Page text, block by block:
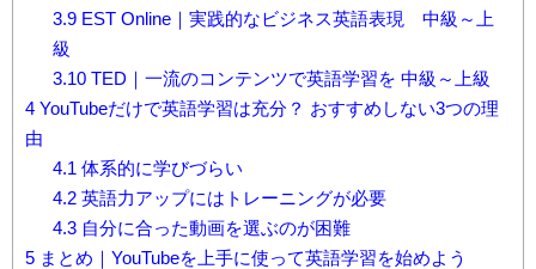
3.9EST Online｜実践的なビジネス英語表現 中級～上
級
3.10TED｜一流のコンテンツで英語学習を 中級～上級
4 YouTubeだけで英語学習は充分？ おすすめしない3つの理
由
4.1 体系的に学びづらい
4.2英語力アップにはトレーニングが必要
4.3自分に合った動画を選ぶのが困難
5 まとめ｜YouTubeを上手に使って英語学習を始めよう